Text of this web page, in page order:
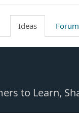
Ideas
to Learn,